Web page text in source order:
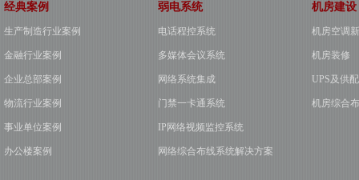
经典案例
生产制造行业案例
金融行业案例
企业总部案例
物流行业案例
事业单位案例
办公楼案例
弱电系统
电话程控系统
多媒体会议系统
网络系统集成
门禁一卡通系统
IP网络视频监控系统
网络综合布线系统解决方案
机房建设
机房空调
机房装修
UPS及供
机房综合